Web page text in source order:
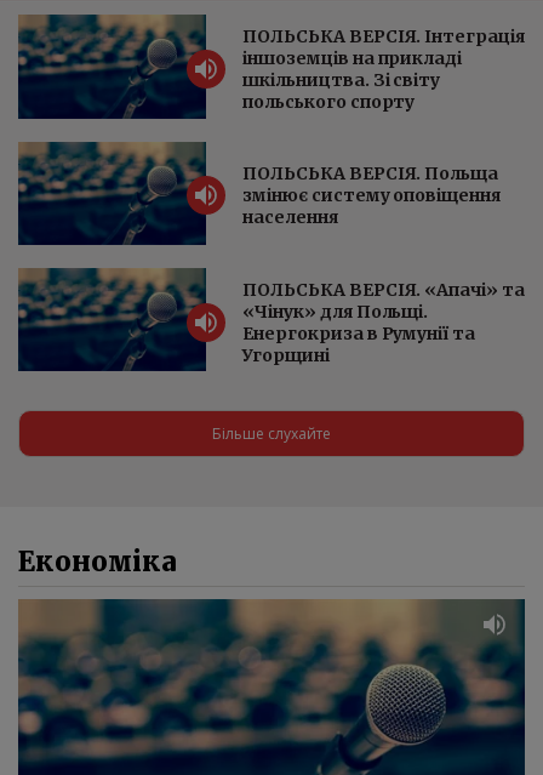
ПОЛЬСЬКА ВЕРСІЯ. Інтеграція
іншоземців на прикладі
шкільництва. Зі світу
польського спорту
ПОЛЬСЬКА ВЕРСІЯ. Польща
змінює систему оповіщення
населення
ПОЛЬСЬКА ВЕРСІЯ. «Апачі» та
«Чінук» для Польщі.
Енергокриза в Румунії та
Угорщині
Більше слухайте
Економіка